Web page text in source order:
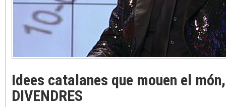
Idees catalanes que mouen el
DIVENDRES